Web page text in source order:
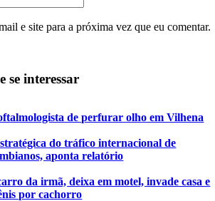
e site para a próxima vez que eu comentar.
se interessar
de perfurar olho em Vilhena
do tráfico internacional de
aponta relatório
da irmã, deixa em motel, invade casa e
por cachorro